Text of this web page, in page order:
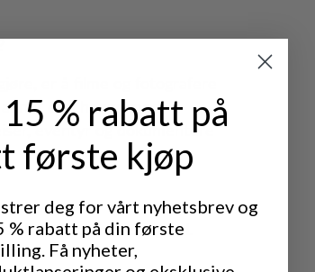
er å henge med
eventyr og dokumentere
lite til for å føle seg hel.
15 % rabatt på
første kjøp
deg for vårt nyhetsbrev og
% rabatt på din første
Få nyheter,